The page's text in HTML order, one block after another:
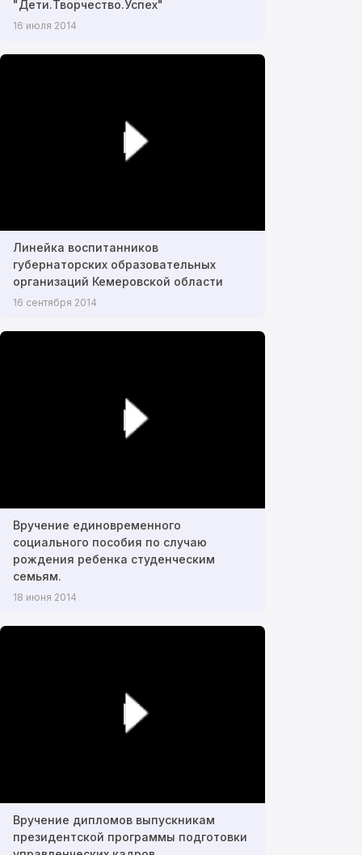
"Дети.Творчество.Успех"
16 июля 2014
Линейка воспитанников
губернаторских образовательных
организаций Кемеровской области
16 сентября 2014
Вручение единовременного
социального пособия по случаю
рождения ребенка студенческим
семьям.
18 июня 2014
Вручение дипломов выпускникам
президентской программы подготовки